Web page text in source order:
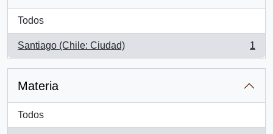
Todos
Santiago (Chile: Ciudad)
, 1 resultados
1
Materia
Todos